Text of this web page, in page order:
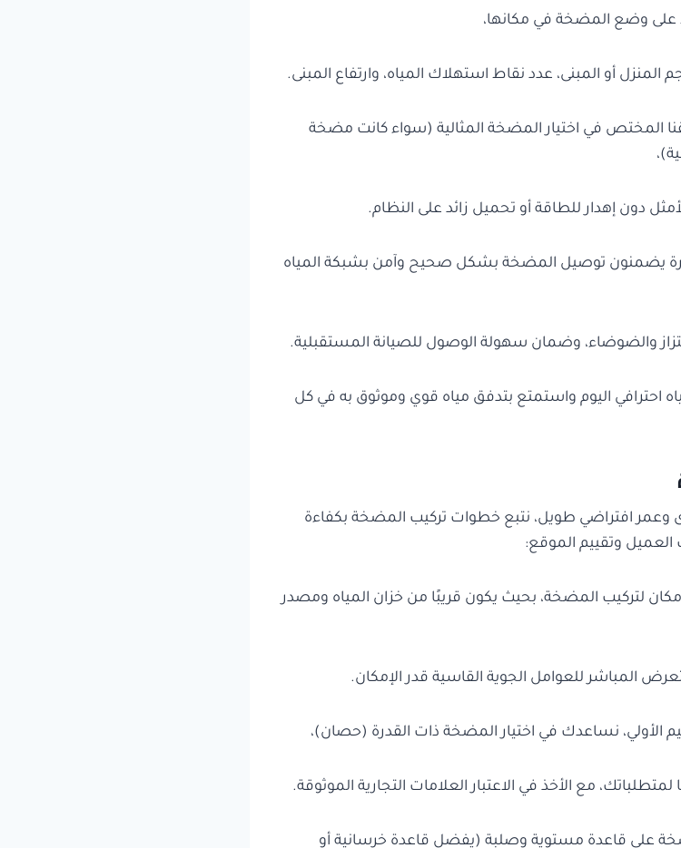
على وضع المضخة في مكانها،
المنزل أو المبنى، عدد نقاط استهلاك المياه، وارتفاع المبنى.
المختص في اختيار المضخة المثالية (سواء كانت مضخة
دون إهدار للطاقة أو تحميل زائد على النظام.
مهرة يضمنون توصيل المضخة بشكل صحيح وآمن بشبكة المياه
والضوضاء، وضمان سهولة الوصول للصيانة المستقبلية.
احترافي اليوم واستمتع بتدفق مياه قوي وموثوق به في كل
افتراضي طويل، نتبع خطوات تركيب المضخة بكفاءة
العميل وتقييم الموقع:
لتركيب المضخة، بحيث يكون قريبًا من خزان المياه ومصدر
المباشر للعوامل الجوية القاسية قدر الإمكان.
مع الأخذ في الاعتبار العلامات التجارية الموثوقة.
على قاعدة مستوية وصلبة (يفضل قاعدة خرسانية أو